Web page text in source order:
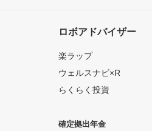
ロボアドバイザー
楽ラップ
ウェルスナビ×R
らくらく投資
確定拠出年金